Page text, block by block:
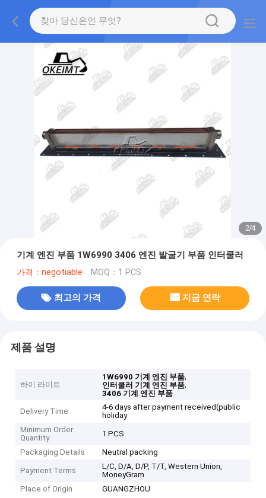
2/4
기계 엔진 부품 1W6990 3406 엔진 발굴기 부품 인터쿨러
가격：negotiable MOQ：1 PCS
최고의 가격 지금 연락
제품 설명
하이 라이트
1W6990 기계 엔진 부품,
인터쿨러 기계 엔진 부품,
3406 기계 엔진 부품
Delivery Time
4-6 days after payment received(public
holiday
Minimum Order
Quantity
1 PCS
Packaging Details Neutral packing
Payment Terms
L/C, D/A, D/P, T/T, Western Union,
MoneyGram
Place of Origin
GUANGZHOU